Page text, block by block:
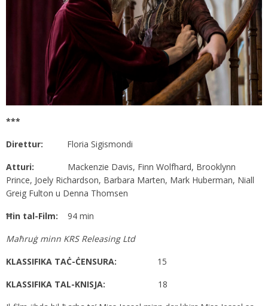
***
Direttur:
Floria Sigismondi
Atturi:
Mackenzie Davis, Finn Wolfhard, Brooklynn
Prince, Joely Richardson, Barbara Marten, Mark Huberman, Niall
Greig Fulton u Denna Thomsen
Ħin tal-Film:
94 min
Maħruġ minn KRS Releasing Ltd
KLASSIFIKA TAĊ-ĊENSURA: 15
KLASSIFIKA TAL-KNISJA:
18